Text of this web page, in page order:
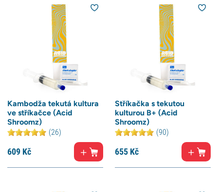
Kambodža tekutá kultura
ve stříkačce (Acid
Shroomz)
(26)
609 Kč
Stříkačka s tekutou
kulturou B+ (Acid
Shroomz)
(90)
655 Kč